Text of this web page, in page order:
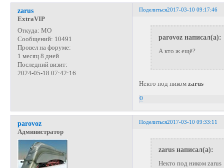
Поделиться2017-03-10 09:17:46
zarus
ExtraVIP
Откуда: МО
Сообщений: 10491
Провел на форуме:
1 месяц 8 дней
Последний визит:
2024-05-18 07:42:16
parovoz написал(а):
А кто ж ещё?
Некто под никомzarus
0
Поделиться2017-03-10 09:33:11
parovoz
Администратор
zarus написал(а):
Некто под ником zarus